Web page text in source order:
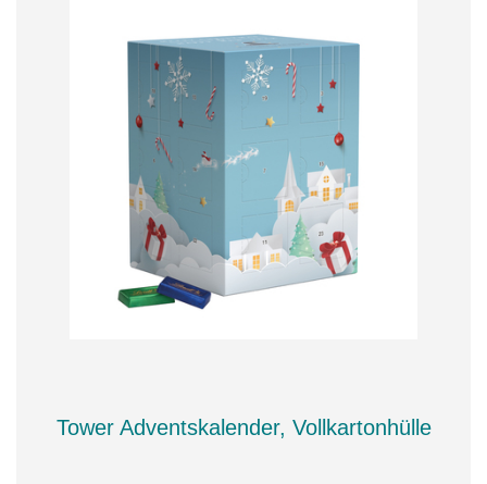
Tower Adventskalender, Vollkartonhülle